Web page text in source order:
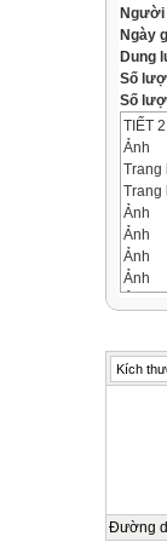
Ngày
Dung
Số
Số
TIẾT
Ảnh
Trang
Trang
Ảnh
Ảnh
Ảnh
Ảnh
Bài
Câu
Câu
Kích
Đường